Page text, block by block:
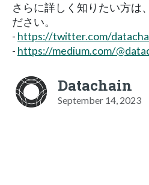
さらに詳しく知りたい方は
ださい。
- https://twitter.com/
- https://medium.com/
Datachain
September 14, 2023